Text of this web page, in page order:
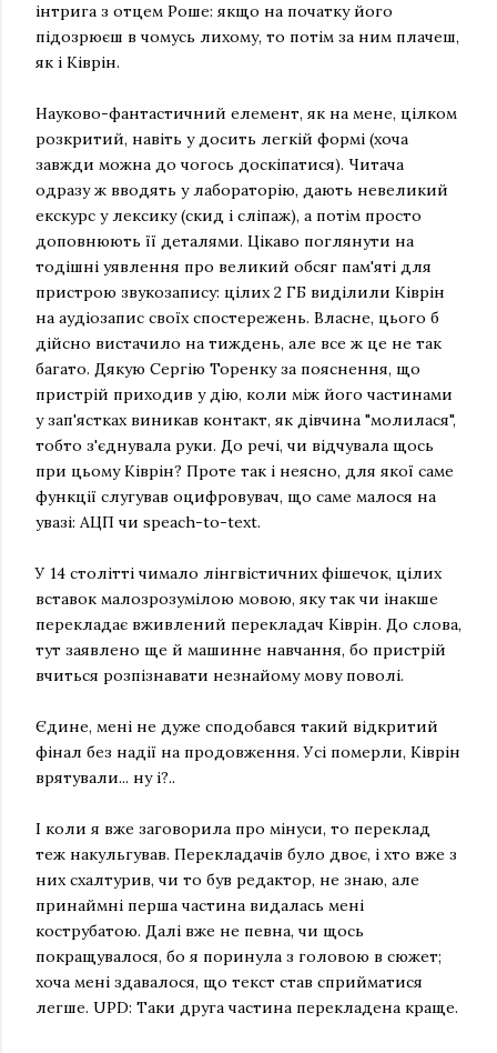
інтрига з отцем Роше: якщо на початку його
підозрюєш в чомусь лихому, то потім за ним плачеш,
як і Ківрін.
Науково-фантастичний елемент, як на мене, цілком
розкритий, навіть у досить легкій формі (хоча
завжди можна до чогось доскіпатися). Читача
одразу ж вводять у лабораторію, дають невеликий
екскурс у лексику (скид і сліпаж), а потім просто
доповнюють її деталями. Цікаво поглянути на
тодішні уявлення про великий обсяг пам'яті для
пристрою звукозапису: цілих 2 ГБ виділили Ківрін
на аудіозапис своїх спостережень. Власне, цього б
дійсно вистачило на тиждень, але все ж це не так
багато. Дякую Сергію Торенку за пояснення, що
пристрій приходив у дію, коли між його частинами
у зап'ястках виникав контакт, як дівчина "молилася",
тобто з'єднувала руки. До речі, чи відчувала щось
при цьому Ківрін? Проте так і неясно, для якої саме
функції слугував оцифровувач, що саме малося на
увазі: АЦП чи speach-to-text.
У 14 столітті чимало лінгвістичних фішечок, цілих
вставок малозрозумілою мовою, яку так чи інакше
перекладає вживлений перекладач Ківрін. До слова,
тут заявлено ще й машинне навчання, бо пристрій
вчиться розпізнавати незнайому мову поволі.
Єдине, мені не дуже сподобався такий відкритий
фінал без надії на продовження. Усі померли, Ківрін
врятували... ну і?..
І коли я вже заговорила про мінуси, то переклад
теж накульгував. Перекладачів було двоє, і хто вже з
них схалтурив, чи то був редактор, не знаю, але
принаймні перша частина видалась мені
кострубатою. Далі вже не певна, чи щось
покращувалося, бо я поринула з головою в сюжет;
хоча мені здавалося, що текст став сприйматися
легше. UPD: Таки друга частина перекладена краще.